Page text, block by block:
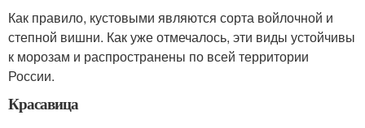
Как правило, кустовыми являются сорта войлочной и
степной вишни. Как уже отмечалось, эти виды устойчивы
к морозам и распространены по всей территории
России.
Красавица